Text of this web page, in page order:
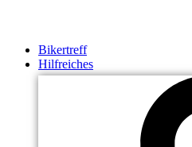
Bikertreff
Hilfreiches